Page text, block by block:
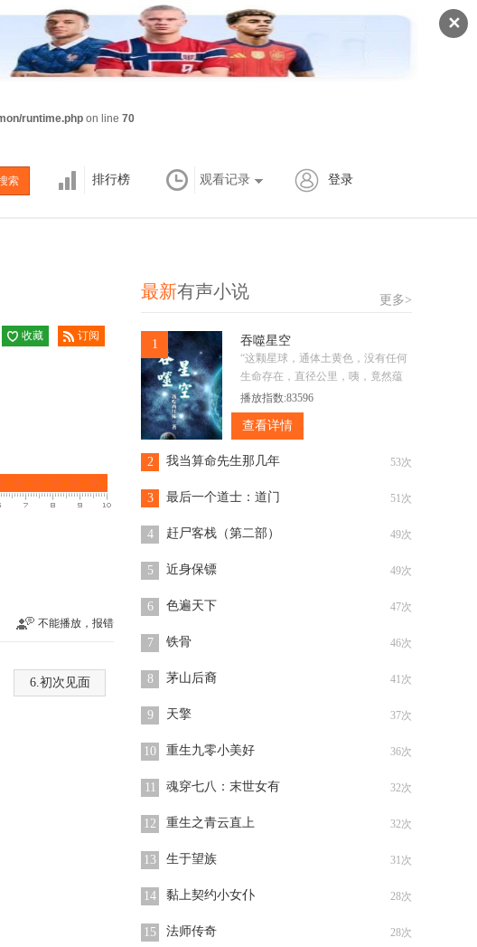
✕
runtime.php on line 70
排行榜 观看记录 登录
收藏
订阅
不能播放，报错
6.初次见面
最新有声小说 更多>
1 吞噬星空
“这颗星球，通体土黄色，没有任何
生命存在，直径公里，咦，竟然蕴
含‘星泪金’矿脉，真是天助我也，将
这颗星球吞噬掉后，我的实力应该
能恢复到受伤前的。”脸色苍白的罗
看远处的一颗
播放指数:83596
查看详情
2 53次
我当算命先生那几年
3 51次
最后一个道士：道门
4 49次
赶尸客栈（第二部）
5 49次
近身保镖
6 47次
色遍天下
7 46次
铁骨
8 41次
茅山后裔
9 37次
天擎
10 36次
重生九零小美好
11 32次
魂穿七八：末世女有
12 32次
重生之青云直上
13 31次
生于望族
14 28次
黏上契约小女仆
15 28次
法师传奇